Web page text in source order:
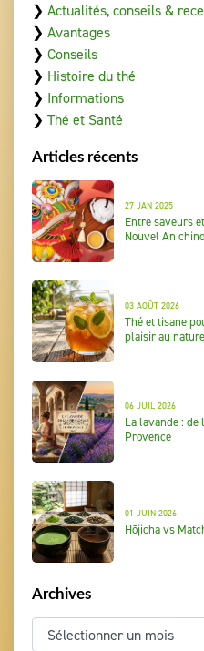
❯ Actualités, conseils &
❯ Avantages
❯ Conseils
❯ Histoire du thé
❯ Informations
❯ Thé et Santé
Articles récents
27 JAN 2025
Entre saveurs
Nouvel An
03 AOÛT 2026
Thé et tisane
plaisir au
06 JUIL 2026
La lavande : de
Provence
01 JUIN 2026
Hōjicha vs
Archives